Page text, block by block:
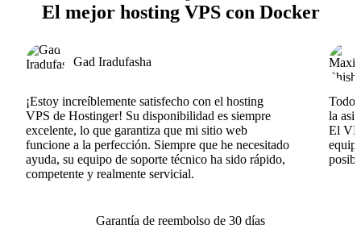
El mejor hosting VPS con Docker
Gad Iradufasha
¡Estoy increíblemente satisfecho con el hosting
VPS de Hostinger! Su disponibilidad es siempre
excelente, lo que garantiza que mi sitio web
funcione a la perfección. Siempre que he necesitado
ayuda, su equipo de soporte técnico ha sido rápido,
competente y realmente servicial.
Todo
la
El
Garantía de reembolso de 30 días